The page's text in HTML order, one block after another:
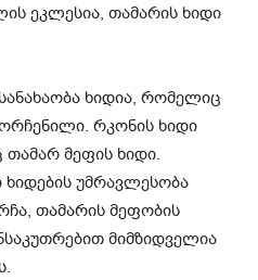
ეკლესია, თამარის ხიდი
ხიდია, რომელიც
რკონის ხიდი
მეფის ხიდი.
ხიდების უმრავლესობა
თამარის მეფობის
მიმზიდველია